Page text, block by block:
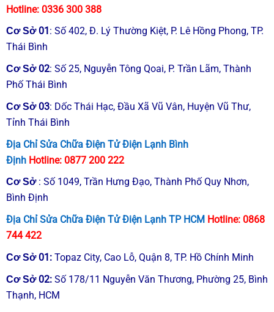
Hotline: 0336 300 388
Cơ Sở01: Số 402, Đ. Lý Thường Kiệt, P. Lê Hồng Phong, TP.
Thái Bình
Cơ Sở02: Số 25, Nguyễn Tông Qoai, P. Trần Lãm, Thành
Phố Thái Bình
Cơ Sở03: Dốc Thái Hạc, Đầu Xã Vũ Vân, Huyện Vũ Thư,
Tỉnh Thái Bình
Địa Chỉ Sửa Chữa Điện Tử Điện Lạnh Bình
Định Hotline: 0877 200 222
Cơ Sở : Số 1049, Trần Hưng Đạo, Thành Phố Quy Nhơn,
Bình Định
Địa Chỉ Sửa Chữa Điện Tử Điện Lạnh TP HCM Hotline: 0868
744 422
Cơ Sở01: Topaz City, Cao Lỗ, Quận 8, TP. Hồ Chính Minh
Cơ Sở02: Số 178/11 Nguyễn Văn Thương, Phường 25, Bình
Thạnh, HCM